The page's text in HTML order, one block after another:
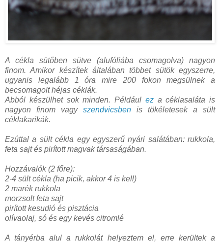
A cékla sütőben sütve (alufóliába csomagolva) nagyon
finom. Amikor készítek általában többet sütök egyszerre,
ugyanis legalább 1 óra mire 200 fokon megsülnek a
becsomagolt héjas céklák.
Abból készülhet sok minden. Például eza céklasaláta is
nagyon finom vagy szendvicsben
is tökéletesek a sült
céklakarikák.
Ezúttal a sült cékla egy egyszerű nyári salátában: rukkola,
feta sajt és pirított magvak társaságában.
Hozzávalók (2 főre):
2-4 sült cékla (ha picik, akkor 4 is kell)
2 marék rukkola
morzsolt feta sajt
pirított kesudió és pisztácia
olívaolaj, só és egy kevés citromlé
A tányérba alul a rukkolát helyeztem el, erre kerültek a